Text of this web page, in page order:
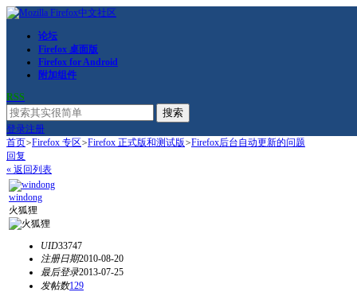
论坛
Firefox 桌面版
Firefox for Android
附加组件
RSS
搜索
登录注册
首页>Firefox 专区>Firefox 正式版和测试版>Firefox后台自动更新的问题
回复
« 返回列表
windong
火狐狸
UID33747
注册日期2010-08-20
最后登录2013-07-25
发帖数129